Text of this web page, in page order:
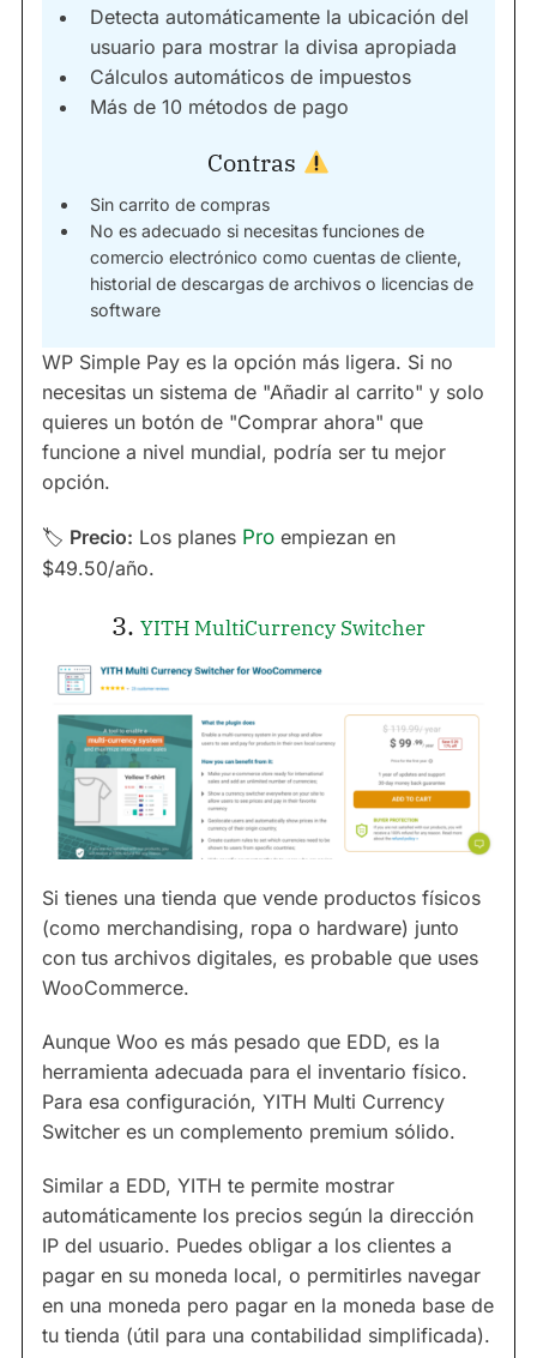
Detecta automáticamente la ubicación del
usuario para mostrar la divisa apropiada
Cálculos automáticos de impuestos
Más de 10 métodos de pago
Contras
Sin carrito de compras
No es adecuado si necesitas funciones de
comercio electrónico como cuentas de cliente,
historial de descargas de archivos o licencias de
software
WP Simple Pay es la opción más ligera. Si no
necesitas un sistema de "Añadir al carrito" y solo
quieres un botón de "Comprar ahora" que
funcione a nivel mundial, podría ser tu mejor
opción.
🏷 Precio: Los planes Pro empiezan en
$49.50/año.
3. YITH MultiCurrency Switcher
Si tienes una tienda que vende productos físicos
(como merchandising, ropa o hardware) junto
con tus archivos digitales, es probable que uses
WooCommerce.
Aunque Woo es más pesado que EDD, es la
herramienta adecuada para el inventario físico.
Para esa configuración, YITH Multi Currency
Switcher es un complemento premium sólido.
Similar a EDD, YITH te permite mostrar
automáticamente los precios según la dirección
IP del usuario. Puedes obligar a los clientes a
pagar en su moneda local, o permitirles navegar
en una moneda pero pagar en la moneda base de
tu tienda (útil para una contabilidad simplificada).